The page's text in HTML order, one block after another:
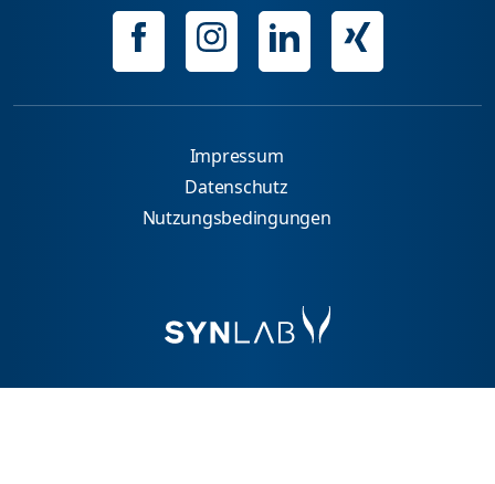
Impressum
Datenschutz
Nutzungsbedingungen